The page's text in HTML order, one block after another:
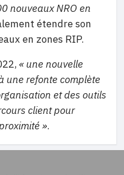
nouveaux NRO en
étendre son
en zones RIP.
« une nouvelle
une refonte complète
et des outils
client pour
».